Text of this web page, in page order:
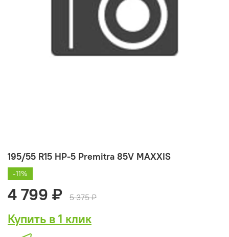
195/55 R15 HP-5 Premitra 85V MAXXIS
-11%
4 799 ₽ 5 375 ₽
Купить в 1 клик